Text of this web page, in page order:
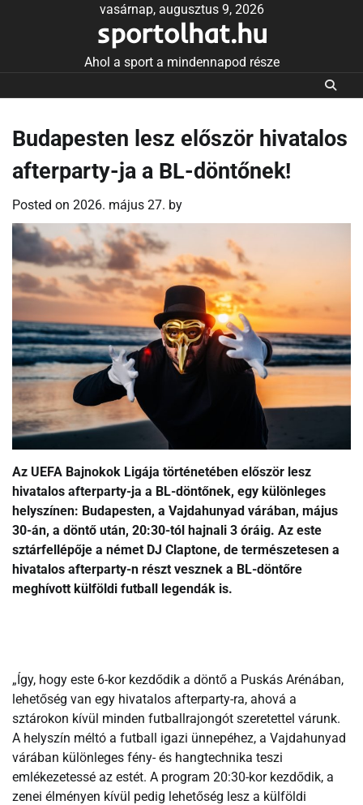
vasárnap, augusztus 9, 2026
sportolhat.hu
Ahol a sport a mindennapod része
Budapesten lesz először hivatalos
afterparty-ja a BL-döntőnek!
Posted on 2026. május 27. by
Az UEFA Bajnokok Ligája történetében először lesz
hivatalos afterparty-ja a BL-döntőnek, egy különleges
helyszínen: Budapesten, a Vajdahunyad várában, május
30-án, a döntő után, 20:30-tól hajnali 3 óráig. Az este
sztárfellépője a német DJ Claptone, de természetesen a
hivatalos afterparty-n részt vesznek a BL-döntőre
meghívott külföldi futball legendák is.
„Így, hogy este 6-kor kezdődik a döntő a Puskás Arénában,
lehetőség van egy hivatalos afterparty-ra, ahová a
sztárokon kívül minden futballrajongót szeretettel várunk.
A helyszín méltó a futball igazi ünnepéhez, a Vajdahunyad
várában különleges fény- és hangtechnika teszi
emlékezetessé az estét. A program 20:30-kor kezdődik, a
zenei élményen kívül pedig lehetőség lesz a külföldi